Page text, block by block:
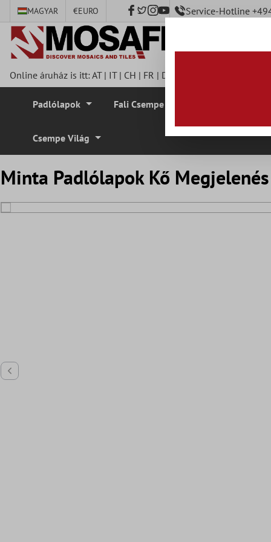
tartalomra
MAGYAR €EURO Service-Hotline
Online áruház is itt:AT| IT| CH | FR | DE
Padlólapok Fali Csempe
Csempe Világ
Minta Padlólapok Kő